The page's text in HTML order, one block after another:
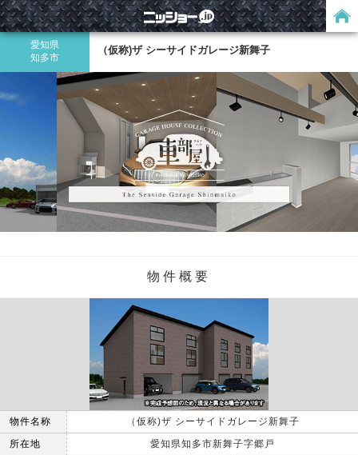
（仮称)ザ シーサイドガレージ新舞子
愛知県
知多市
物件概要
物件名称
（仮称)ザ シーサイドガレージ新舞子
所在地
愛知県知多市新舞子字郷戸